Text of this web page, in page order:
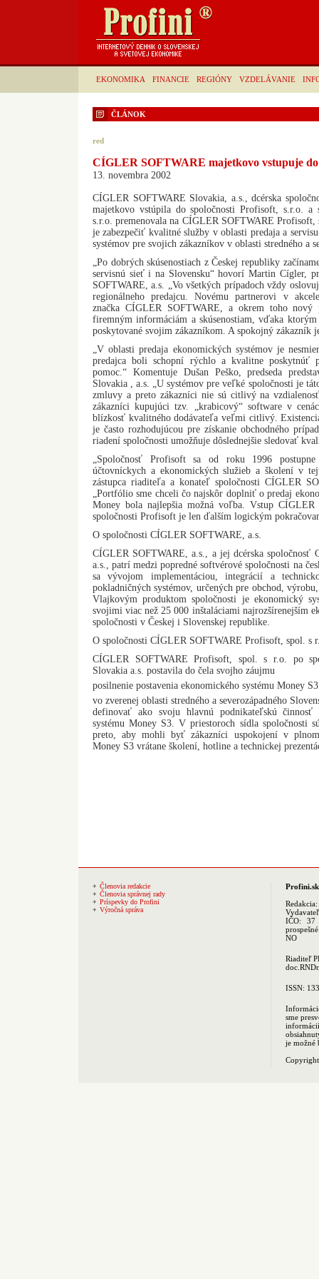
EKONOMIKA FINANCIE REGIÓNY VZDELÁVANIE
ČLÁNOK
red
CÍGLER SOFTWARE majetkovo vstupuje
13. novembra 2002
CÍGLER SOFTWARE Slovakia, a.s., dcérska
majetkovo vstúpila do spoločnosti Profisoft, s.r.o. a
s.r.o. premenovala na CÍGLER SOFTWARE
je zabezpečiť kvalitné služby v oblasti predaja a
systémov pre svojich zákazníkov v oblasti stredného a
„Po dobrých skúsenostiach z Českej republiky
servisnú sieť i na Slovensku“ hovorí Martin Cígler,
SOFTWARE, a.s. „Vo všetkých prípadoch vždy
regionálneho predajcu. Novému partnerovi v
značka CÍGLER SOFTWARE, a okrem toho
firemným informáciám a skúsenostiam, vďaka
poskytované svojim zákazníkom. A spokojný zákazník
„V oblasti predaja ekonomických systémov je
predajca boli schopní rýchlo a kvalitne poskytnúť
pomoc.“ Komentuje Dušan Peško, predseda
Slovakia , a.s. „U systémov pre veľké spoločnosti je
zmluvy a preto zákazníci nie sú citlivý na
zákazníci kupujúci tzv. „krabicový“ software v
blízkosť kvalitného dodávateľa veľmi citlivý.
je často rozhodujúcou pre získanie obchodného
riadení spoločnosti umožňuje dôslednejšie sledovať
„Spoločnosť Profisoft sa od roku 1996
účtovníckych a ekonomických služieb a školení v
zástupca riaditeľa a konateľ spoločnosti CÍGLER
„Portfólio sme chceli čo najskôr doplniť o predaj
Money bola najlepšia možná voľba. Vstup
spoločnosti Profisoft je len ďalším logickým
O spoločnosti CÍGLER SOFTWARE, a.s.
CÍGLER SOFTWARE, a.s., a jej dcérska spoločnosť
a.s., patrí medzi popredné softvérové spoločnosti na
sa vývojom implementáciou, integrácií a
pokladničných systémov, určených pre obchod,
Vlajkovým produktom spoločnosti je ekonomický
svojimi viac než 25 000 inštaláciami najrozšírenejším
spoločnosti v Českej i Slovenskej republike.
O spoločnosti CÍGLER SOFTWARE Profisoft, spol. s
CÍGLER SOFTWARE Profisoft, spol. s r.o. po
Slovakia a.s. postavila do čela svojho záujmu
posilnenie postavenia ekonomického systému Money S3
vo zverenej oblasti stredného a severozápadného
definovať ako svoju hlavnú podnikateľskú činnosť
systému Money S3. V priestoroch sídla spoločnosti
preto, aby mohli byť zákazníci uspokojení v plnom
Money S3 vrátane školení, hotline a technickej
Členovia redakcie
Členovia správnej rady
Príspevky do Profini
Výročná správa
Profini.sk
Redakcia:
IČO: 37
NO
Riaditeľ
ISSN:
sme
je možné